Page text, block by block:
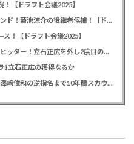
【ドラフト会議2025】
カープドラ3勝田成！近畿大163cmセカンド！菊池涼介の後継者候補！【ドラフト会議2025】
！【ドラフト会議2025】
カープドラ1平川蓮！187cmのスイッチヒッター！立石正広を外し2度目の重複も新井監督がクジを引き当てる！【ドラフト会議2025】
1立石正広の獲得なるか
緒方孝市カープドラ3指名で青学出禁！澤﨑俊和の逆指名まで10年間スカウト出禁